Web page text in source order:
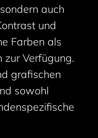
auch
und
Farben als
zur Verfügung.
grafischen
sowohl